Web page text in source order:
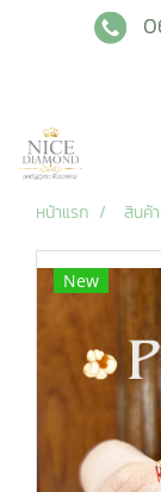
หน้าแรก สินค้
New